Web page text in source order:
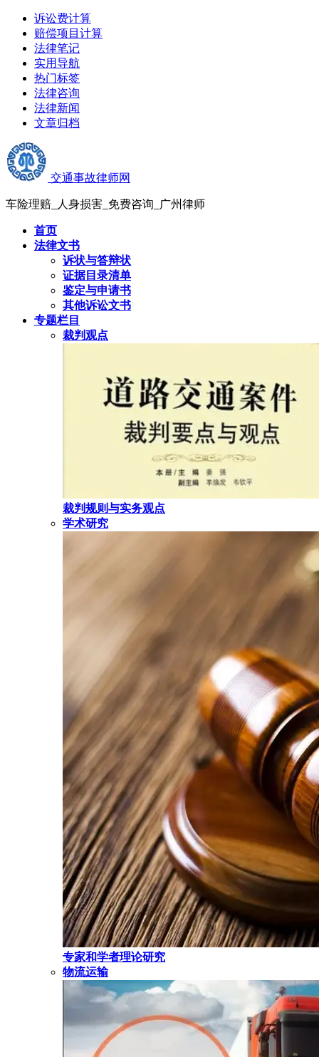
诉讼费计算
赔偿项目计算
法律笔记
实用导航
热门标签
法律咨询
法律新闻
文章归档
交通事故律师网
车险理赔_人身损害_免费咨询_广州律师
首页
法律文书
诉状与答辩状
证据目录清单
鉴定与申请书
其他诉讼文书
专题栏目
裁判观点
裁判规则与实务观点
学术研究
专家和学者理论研究
物流运输